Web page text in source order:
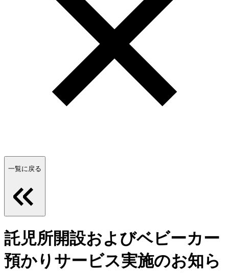
一覧に戻る
託児所開設およびベビーカー
預かりサービス実施のお知ら